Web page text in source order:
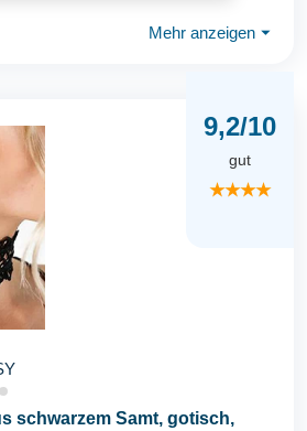
Mehr anzeigen ⏷
9,2/10
gut
★★★★
schwarzem Samt, gotisch,